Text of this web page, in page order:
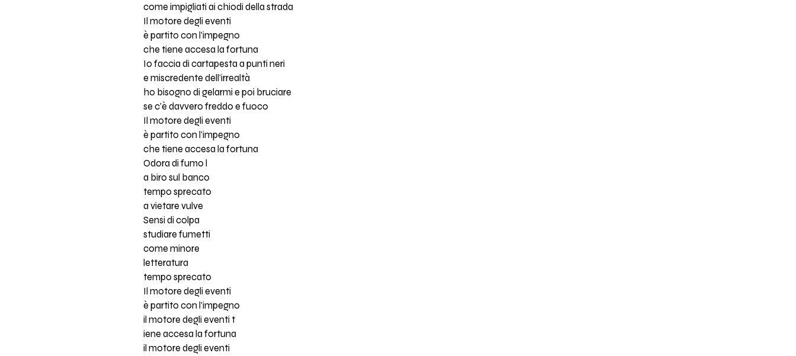
come impigliati ai chiodi della strada
Il motore degli eventi
è partito con l'impegno
che tiene accesa la fortuna
Io faccia di cartapesta a punti neri
e miscredente dell'irrealtà
ho bisogno di gelarmi e poi bruciare
se c'è davvero freddo e fuoco
Il motore degli eventi
è partito con l'impegno
che tiene accesa la fortuna
Odora di fumo l
a biro sul banco
tempo sprecato
a vietare vulve
Sensi di colpa
studiare fumetti
come minore
letteratura
tempo sprecato
Il motore degli eventi
è partito con l'impegno
il motore degli eventi t
iene accesa la fortuna
il motore degli eventi